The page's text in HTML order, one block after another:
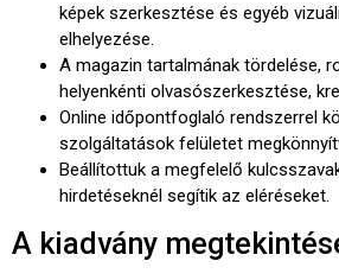
képek szerkesztése és egyéb
elhelyezése.
A magazin tartalmának tördelése,
helyenkénti olvasószerkesztése,
Online időpontfoglaló rendszerrel
szolgáltatások felületet
Beállítottuk a megfelelő
hirdetéseknél segítik az eléréseket.
A kiadvány